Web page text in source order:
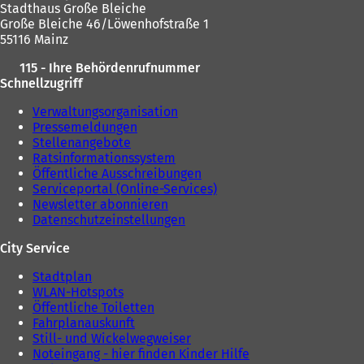
Stadthaus Große Bleiche
Große Bleiche 46/Löwenhofstraße 1
55116 Mainz
115 - Ihre Behördenrufnummer
Schnellzugriff
Verwaltungsorganisation
Pressemeldungen
Stellenangebote
Ratsinformationssystem
Öffentliche Ausschreibungen
Serviceportal (Online-Services)
Newsletter abonnieren
Datenschutzeinstellungen
City Service
Stadtplan
WLAN-Hotspots
Öffentliche Toiletten
Fahrplanauskunft
Still- und Wickelwegweiser
Noteingang - hier finden Kinder Hilfe